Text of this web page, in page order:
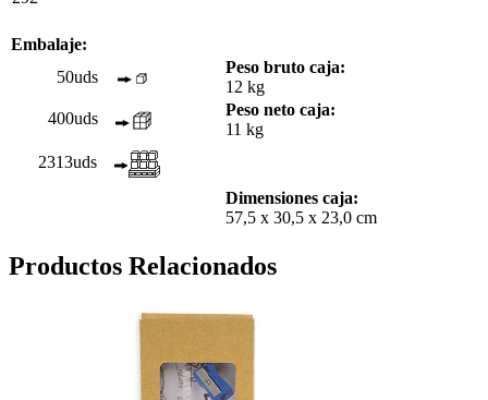
Embalaje:
50uds
Peso bruto caja:
12 kg
400uds
Peso neto caja:
11 kg
2313uds
Dimensiones caja:
57,5 x 30,5 x 23,0 cm
Productos Relacionados